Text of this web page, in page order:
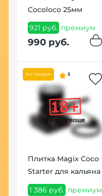
Cocoloco 25мм
921 руб. премиум
990 руб.
Хит продаж 5
Плитка Magix Coco
Starter для кальяна
1 386 руб. премиум